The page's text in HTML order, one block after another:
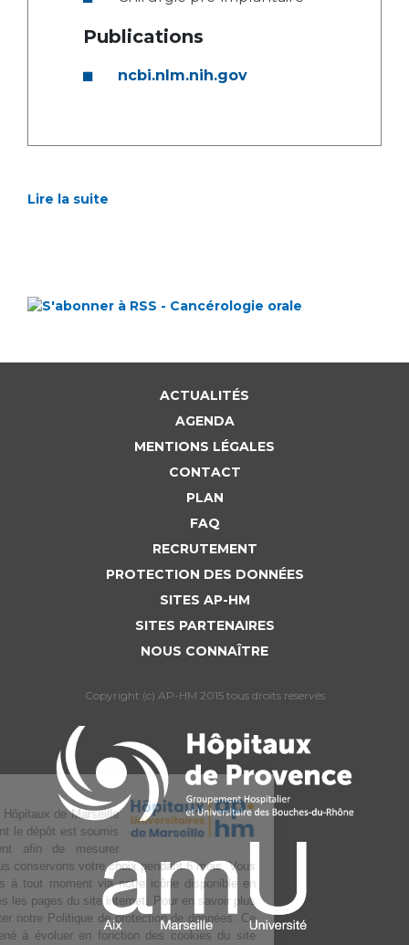
Publications
ncbi.nlm.nih.gov
Lire la suite
ACTUALITÉS
AGENDA
MENTIONS LÉGALES
CONTACT
PLAN
FAQ
RECRUTEMENT
PROTECTION DES DONNÉES
SITES AP-HM
SITES PARTENAIRES
NOUS CONNAÎTRE
Copyright (c) AP-HM 2015 tous droits reservés
L’Assistance publique Hôpitaux de Marseille
utilise des cookies dont le dépôt est soumis
à votre consentement afin de mesurer
l’audience du site. Nous conservons votre choix pendant 6 mois. Vous
pouvez changer d’avis à tout moment via notre icône disponible en
bas à gauche de toutes les pages du site internet. Pour en savoir plus
sur la gestion, consulter notre Politique de protection de données. Ce
texte pourra être amené à évoluer en fonction des cookies du site